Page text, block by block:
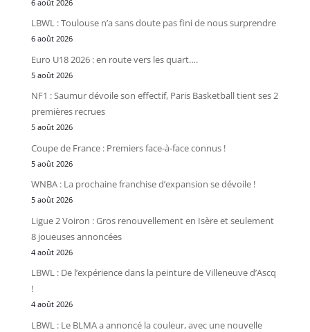
6 août 2026
LBWL : Toulouse n’a sans doute pas fini de nous surprendre
6 août 2026
Euro U18 2026 : en route vers les quart….
5 août 2026
NF1 : Saumur dévoile son effectif, Paris Basketball tient ses 2
premières recrues
5 août 2026
Coupe de France : Premiers face-à-face connus !
5 août 2026
WNBA : La prochaine franchise d’expansion se dévoile !
5 août 2026
Ligue 2 Voiron : Gros renouvellement en Isère et seulement
8 joueuses annoncées
4 août 2026
LBWL : De l’expérience dans la peinture de Villeneuve d’Ascq
!
4 août 2026
LBWL : Le BLMA a annoncé la couleur, avec une nouvelle